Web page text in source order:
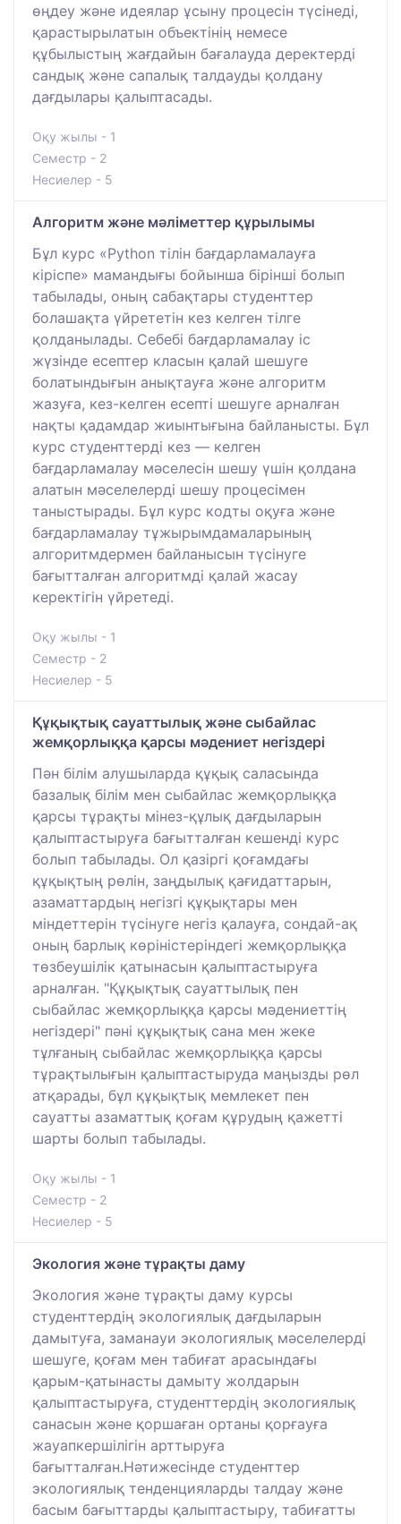
өңдеу және идеялар ұсыну процесін түсінеді,
қарастырылатын объектінің немесе
құбылыстың жағдайын бағалауда деректерді
сандық және сапалық талдауды қолдану
дағдылары қалыптасады.
Оқу жылы - 1
Семестр - 2
Несиелер - 5
Алгоритм және мәліметтер құрылымы
Бұл курс «Python тілін бағдарламалауға
кіріспе» мамандығы бойынша бірінші болып
табылады, оның сабақтары студенттер
болашақта үйрететін кез келген тілге
қолданылады. Себебі бағдарламалау іс
жүзінде есептер класын қалай шешуге
болатындығын анықтауға және алгоритм
жазуға, кез-келген есепті шешуге арналған
нақты қадамдар жиынтығына байланысты. Бұл
курс студенттерді кез — келген
бағдарламалау мәселесін шешу үшін қолдана
алатын мәселелерді шешу процесімен
таныстырады. Бұл курс кодты оқуға және
бағдарламалау тұжырымдамаларының
алгоритмдермен байланысын түсінуге
бағытталған алгоритмді қалай жасау
керектігін үйретеді.
Оқу жылы - 1
Семестр - 2
Несиелер - 5
Құқықтық сауаттылық және сыбайлас
жемқорлыққа қарсы мәдениет негіздері
Пән білім алушыларда құқық саласында
базалық білім мен сыбайлас жемқорлыққа
қарсы тұрақты мінез-құлық дағдыларын
қалыптастыруға бағытталған кешенді курс
болып табылады. Ол қазіргі қоғамдағы
құқықтың рөлін, заңдылық қағидаттарын,
азаматтардың негізгі құқықтары мен
міндеттерін түсінуге негіз қалауға, сондай-ақ
оның барлық көріністеріндегі жемқорлыққа
төзбеушілік қатынасын қалыптастыруға
арналған. "Құқықтық сауаттылық пен
сыбайлас жемқорлыққа қарсы мәдениеттің
негіздері" пәні құқықтық сана мен жеке
тұлғаның сыбайлас жемқорлыққа қарсы
тұрақтылығын қалыптастыруда маңызды рөл
атқарады, бұл құқықтық мемлекет пен
сауатты азаматтық қоғам құрудың қажетті
шарты болып табылады.
Оқу жылы - 1
Семестр - 2
Несиелер - 5
Экология және тұрақты даму
Экология және тұрақты даму курсы
студенттердің экологиялық дағдыларын
дамытуға, заманауи экологиялық мәселелерді
шешуге, қоғам мен табиғат арасындағы
қарым-қатынасты дамыту жолдарын
қалыптастыруға, студенттердің экологиялық
санасын және қоршаған ортаны қорғауға
жауапкершілігін арттыруға
бағытталған.Нәтижесінде студенттер
экологиялық тенденцияларды талдау және
басым бағыттарды қалыптастыру, табиғатты